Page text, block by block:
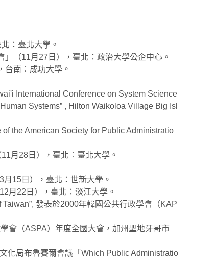
：臺北大學。
（11月27日），臺北：政治大學公企中心。
台南︰成功大學。
International Conference on System Science
Systems” , Hilton Waikoloa Village Big Isl
the American Society for Public Administratio
月28日），臺北︰臺北大學。
15日），臺北：世新大學。
月22日），臺北：淡江大學。
發表於2000年韓國公共行政學會（KAP
會（ASPA）年度全國大會，加州聖地牙哥市
化局布魯賽爾會議「Which Public Administratio